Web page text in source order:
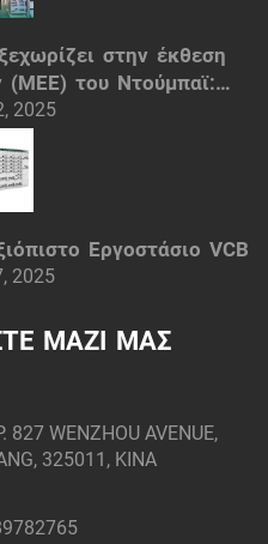
στην έκθεση
του Ντούμπαϊ:
λύσεις
2025
Εργοστάσιο VCB
2025
ΜΑΖΙ ΜΑΣ
WENZHOU AVENUE,
325011, ΚΙΝΑ